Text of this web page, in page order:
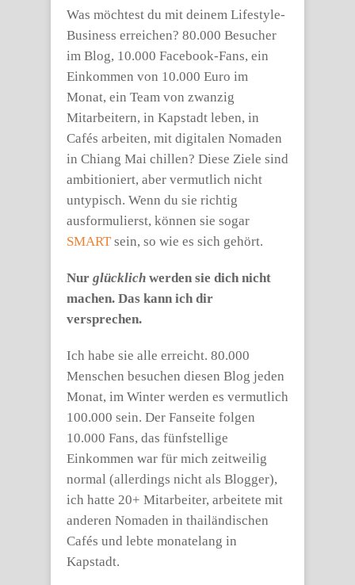
Was möchtest du mit deinem Lifestyle-
Business erreichen? 80.000 Besucher
im Blog, 10.000 Facebook-Fans, ein
Einkommen von 10.000 Euro im
Monat, ein Team von zwanzig
Mitarbeitern, in Kapstadt leben, in
Cafés arbeiten, mit digitalen Nomaden
in Chiang Mai chillen? Diese Ziele sind
ambitioniert, aber vermutlich nicht
untypisch. Wenn du sie richtig
ausformulierst, können sie sogar
SMARTsein, so wie es sich gehört.
Nur glücklich werden sie dich nicht
machen. Das kann ich dir
versprechen.
Ich habe sie alle erreicht. 80.000
Menschen besuchen diesen Blog jeden
Monat, im Winter werden es vermutlich
100.000 sein. Der Fanseite folgen
10.000 Fans, das fünfstellige
Einkommen war für mich zeitweilig
normal (allerdings nicht als Blogger),
ich hatte 20+ Mitarbeiter, arbeitete mit
anderen Nomaden in thailändischen
Cafés und lebte monatelang in
Kapstadt.